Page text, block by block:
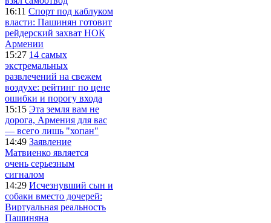
16:11 Спорт под каблуком
власти: Пашинян готовит
рейдерский захват НОК
Армении
15:27 14 самых
экстремальных
развлечений на свежем
воздухе: рейтинг по цене
ошибки и порогу входа
15:15 Эта земля вам не
дорога, Армения для вас
— всего лишь "хопан"
14:49 Заявление
Матвиенко является
очень серьезным
сигналом
14:29 Исчезнувший сын и
собаки вместо дочерей:
Виртуальная реальность
Пашиняна